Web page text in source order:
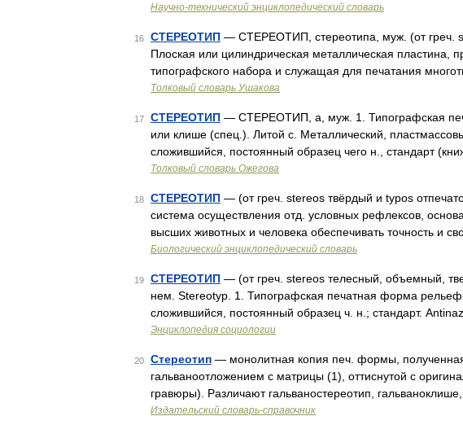
Научно-технический энциклопедический словарь
16 СТЕРЕОТИП — СТЕРЕОТИП, стереотипа, муж. (от греч.
Плоская или цилиндрическая металлическая пластина,
типографского набора и служащая для печатания
Толковый словарь Ушакова
17 СТЕРЕОТИП — СТЕРЕОТИП, а, муж. 1. Типографская
или клише (спец.). Литой с. Металлический,
сложившийся, постоянный образец чего н., стандарт
Толковый словарь Ожегова
18 СТЕРЕОТИП — (от греч. stereos твёрдый и typos
система осуществления отд. условных рефлексов,
высших животных и человека обеспечивать точность и
Биологический энциклопедический словарь
19 СТЕРЕОТИП — (от греч. stereos телесный, объемный,
нем. Stereotyp. 1. Типографская печатная форма
сложившийся, постоянный образец ч. н.; стандарт.
Энциклопедия социологии
20 Стереотип — монолитная копия печ. формы,
гальваноотложением с матрицы (1), оттиснутой с
гравюры). Различают гальваностереотип,
Издательский словарь-справочник